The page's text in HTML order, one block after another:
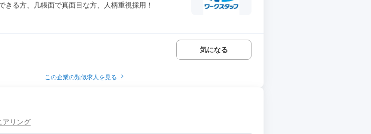
きる方、几帳面で真面目な方、人柄重視採用！
気になる
この企業の類似求人を見る
アリング